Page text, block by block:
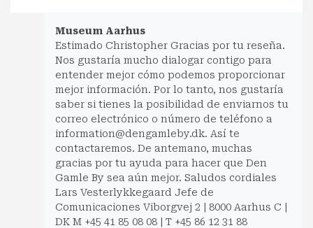
Museum Aarhus
Estimado Christopher Gracias por tu reseña.
Nos gustaría mucho dialogar contigo para
entender mejor cómo podemos proporcionar
mejor información. Por lo tanto, nos gustaría
saber si tienes la posibilidad de enviarnos tu
correo electrónico o número de teléfono a
information@dengamleby.dk. Así te
contactaremos. De antemano, muchas
gracias por tu ayuda para hacer que Den
Gamle By sea aún mejor. Saludos cordiales
Lars Vesterlykkegaard Jefe de
Comunicaciones Viborgvej 2 | 8000 Aarhus C |
DK M +45 41 85 08 08 | T +45 86 12 31 88